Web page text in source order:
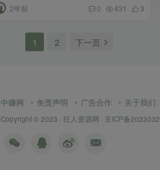
2年前 0 431 3
1 2 下一页
中赚网 免责声明 广告合作 关于我们
Copyright © 2023 · 狂人资源网 · 京ICP备